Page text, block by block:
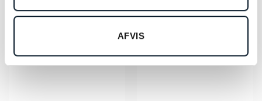
AFVIS